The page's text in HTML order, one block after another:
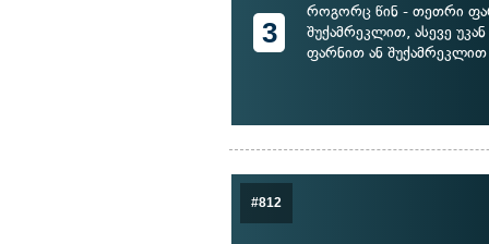
3
როგორც წინ - თეთრი
შუქამრეკლით, ასევე
ფარნით ან შუქამრეკლით
#812